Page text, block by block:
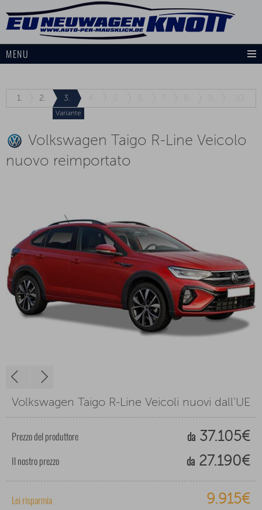
MENU
1. 2. 3.
Variante
Volkswagen Taigo R-Line Veicolo
nuovo reimportato
Volkswagen Taigo R-Line Veicoli nuovi dall'UE
Prezzo del produttore da 37.105€
Il nostro prezzo da 27.190€
Lei risparmia 9.915€